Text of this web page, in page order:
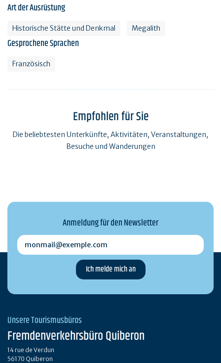
Art der Ausrüstung
Historische Stätte und Denkmal Megalith
Gesprochene Sprachen
Französisch
Empfohlen für Sie
Die beliebtesten Unterkünfte, Aktivitäten, Veranstaltungen,
Besuche und Wanderungen
Anmeldung für den Newsletter
monmail@exemple.com
Unsere Tourismusbüros
Fremdenverkehrsbüro Quiberon
14 rue de Verdun
56170 Quiberon